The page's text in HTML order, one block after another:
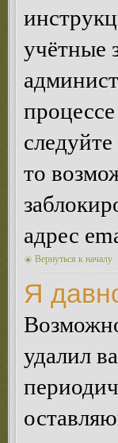
учётные
то
адрес
Вернуться к началу
Я
удалил